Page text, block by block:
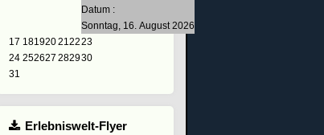
Datum :
Sonntag, 16. August 2026
17 18192021 2223
24 252627 282930
31
Erlebniswelt-Flyer